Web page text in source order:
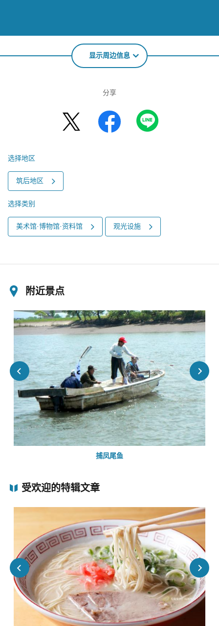
显示周边信息
分享
选择地区
筑后地区
选择类别
美术馆·博物馆·资料馆 观光设施
附近景点
捕凤尾鱼
受欢迎的特辑文章